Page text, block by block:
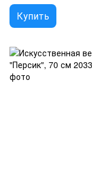
Купить